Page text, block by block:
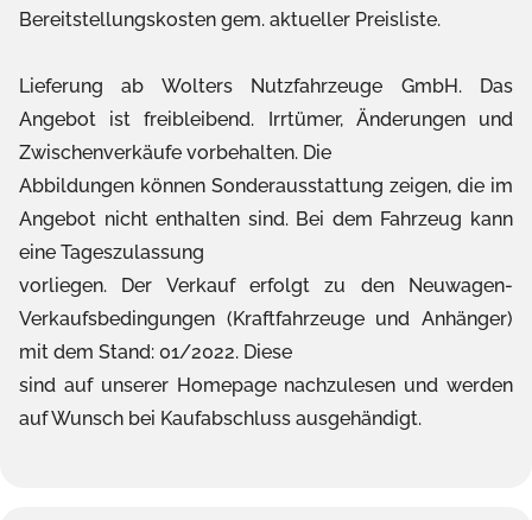
Bereitstellungskosten gem. aktueller Preisliste.
Lieferung ab Wolters Nutzfahrzeuge GmbH. Das
Angebot ist freibleibend. Irrtümer, Änderungen und
Zwischenverkäufe vorbehalten. Die
Abbildungen können Sonderausstattung zeigen, die im
Angebot nicht enthalten sind. Bei dem Fahrzeug kann
eine Tageszulassung
vorliegen. Der Verkauf erfolgt zu den Neuwagen-
Verkaufsbedingungen (Kraftfahrzeuge und Anhänger)
mit dem Stand: 01/2022. Diese
sind auf unserer Homepage nachzulesen und werden
auf Wunsch bei Kaufabschluss ausgehändigt.